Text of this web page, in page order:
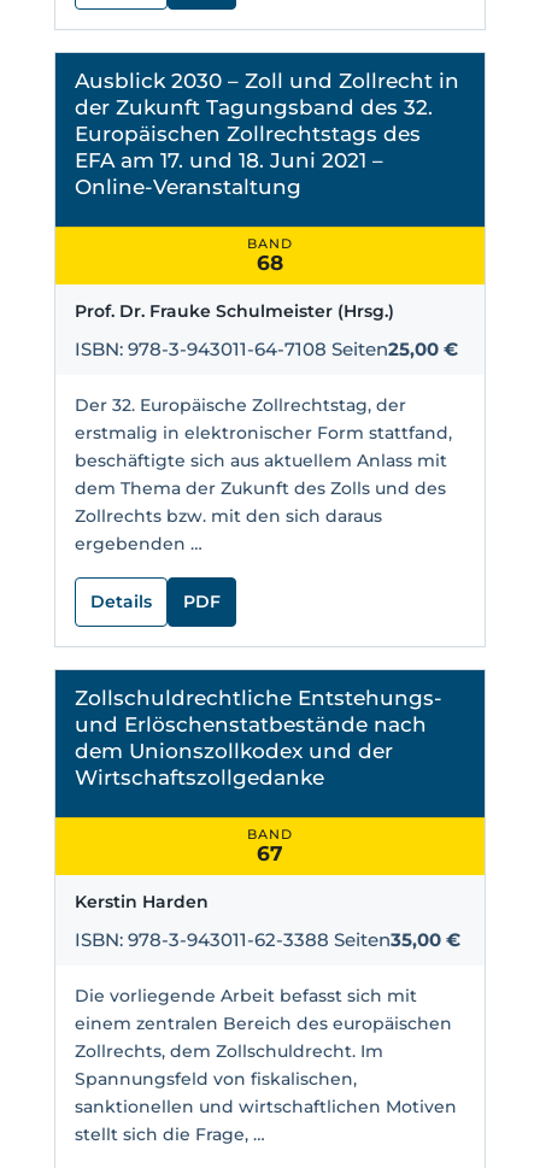
Ausblick 2030 – Zoll und Zollrecht in
der Zukunft Tagungsband des 32.
Europäischen Zollrechtstags des
EFA am 17. und 18. Juni 2021 –
Online-Veranstaltung
BAND
68
Prof. Dr. Frauke Schulmeister (Hrsg.)
ISBN: 978-3-943011-64-7108 Seiten25,00 €
Der 32. Europäische Zollrechtstag, der
erstmalig in elektronischer Form stattfand,
beschäftigte sich aus aktuellem Anlass mit
dem Thema der Zukunft des Zolls und des
Zollrechts bzw. mit den sich daraus
ergebenden …
Details PDF
Zollschuldrechtliche Entstehungs-
und Erlöschenstatbestände nach
dem Unionszollkodex und der
Wirtschaftszollgedanke
BAND
67
Kerstin Harden
ISBN: 978-3-943011-62-3388 Seiten35,00 €
Die vorliegende Arbeit befasst sich mit
einem zentralen Bereich des europäischen
Zollrechts, dem Zollschuldrecht. Im
Spannungsfeld von fiskalischen,
sanktionellen und wirtschaftlichen Motiven
stellt sich die Frage, …